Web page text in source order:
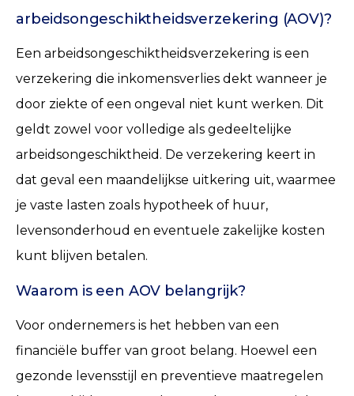
arbeidsongeschiktheidsverzekering (AOV)?
Een arbeidsongeschiktheidsverzekering is een
verzekering die inkomensverlies dekt wanneer je
door ziekte of een ongeval niet kunt werken. Dit
geldt zowel voor volledige als gedeeltelijke
arbeidsongeschiktheid. De verzekering keert in
dat geval een maandelijkse uitkering uit, waarmee
je vaste lasten zoals hypotheek of huur,
levensonderhoud en eventuele zakelijke kosten
kunt blijven betalen.
Waarom is een AOV belangrijk?
Voor ondernemers is het hebben van een
financiële buffer van groot belang. Hoewel een
gezonde levensstijl en preventieve maatregelen